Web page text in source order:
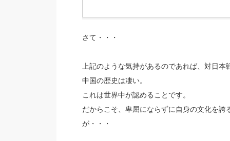
さて・・・
上記のような気持があるのであれば、対日
中国の歴史は凄い。
これは世界中が認めることです。
だからこそ、卑屈にならずに自身の文化を
が・・・